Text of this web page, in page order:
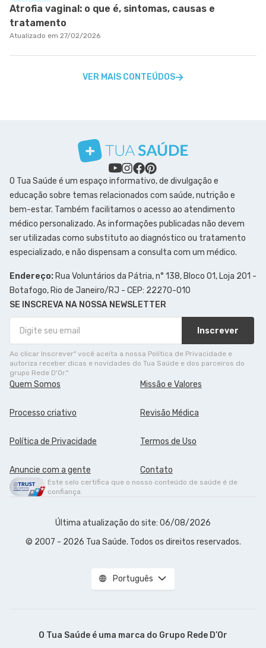
Atrofia vaginal: o que é, sintomas, causas e
tratamento
Atualizado em 27/02/2026
VER MAIS CONTEÚDOS
O Tua Saúde é um espaço informativo, de divulgação e
educação sobre temas relacionados com saúde, nutrição e
bem-estar. Também facilitamos o acesso ao atendimento
médico personalizado. As informações publicadas não devem
ser utilizadas como substituto ao diagnóstico ou tratamento
especializado, e não dispensam a consulta com um médico.
Endereço: Rua Voluntários da Pátria, n° 138, Bloco 01, Loja 201 -
Botafogo, Rio de Janeiro/RJ - CEP: 22270-010
SE INSCREVA NA NOSSA NEWSLETTER
Inscrever
Ao clicar Inscrever" você aceita a nossa Política de Privacidade e
autoriza receber dicas e novidades do Tua Saúde e dos parceiros do
grupo Rede D'Or."
Quem Somos Missão e Valores
Processo criativo Revisão Médica
Política de Privacidade Termos de Uso
Anuncie com a gente Contato
Este selo certifica que o nosso conteúdo de saúde é de
confiança.
Última atualização do site: 06/08/2026
© 2007 - 2026 Tua Saúde. Todos os direitos reservados.
Português
O Tua Saúde é uma marca do Grupo Rede D’Or